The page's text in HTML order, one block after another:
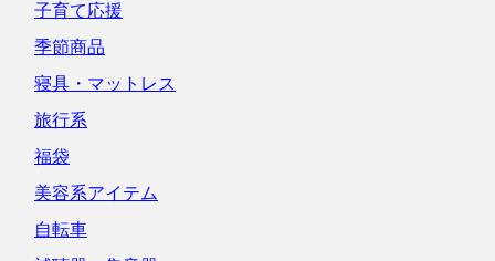
子育て応援
季節商品
寝具・マットレス
旅行系
福袋
美容系アイテム
自転車